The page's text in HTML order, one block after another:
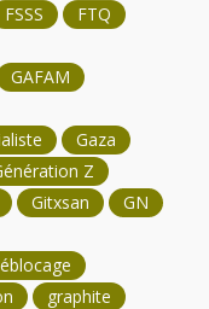
FSSS
FTQ
GAFAM
Gaza
Z
Gitxsan
GN
graphite